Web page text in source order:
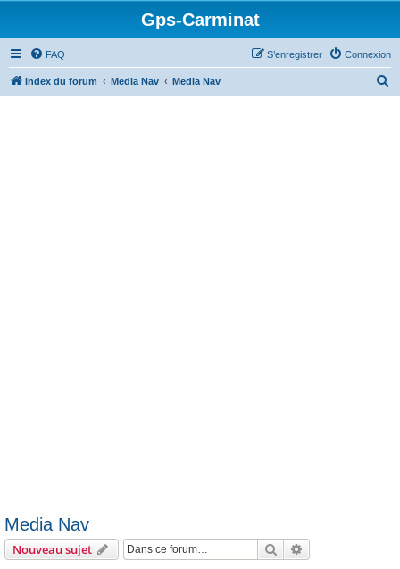
Gps-Carminat
FAQ Connexion
S’enregistrer
Index du forum Media Nav Media Nav
Media Nav
Nouveau sujet Rechercher